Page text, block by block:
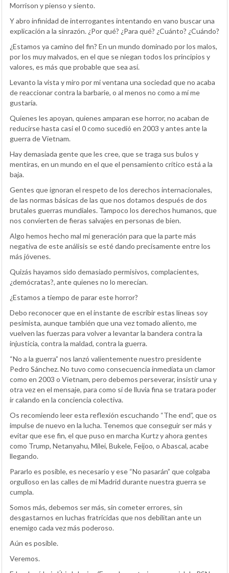
Morrison y pienso y siento.
Y abro infinidad de interrogantes intentando en vano buscar una
explicación a la sinrazón. ¿Por qué? ¿Para qué? ¿Cuánto? ¿Cuándo?
¿Estamos ya camino del fin? En un mundo dominado por los malos,
por los muy malvados, en el que se niegan todos los principios y
valores, es más que probable que sea así.
Levanto la vista y miro por mi ventana una sociedad que no acaba
de reaccionar contra la barbarie, o al menos no como a mí me
gustaría.
Quienes les apoyan, quienes amparan ese horror, no acaban de
reducirse hasta casi el 0 como sucedió en 2003 y antes ante la
guerra de Vietnam.
Hay demasiada gente que les cree, que se traga sus bulos y
mentiras, en un mundo en el que el pensamiento crítico está a la
baja.
Gentes que ignoran el respeto de los derechos internacionales,
de las normas básicas de las que nos dotamos después de dos
brutales guerras mundiales. Tampoco los derechos humanos, que
nos convierten de fieras salvajes en personas de bien.
Algo hemos hecho mal mi generación para que la parte más
negativa de este análisis se esté dando precisamente entre los
más jóvenes.
Quizás hayamos sido demasiado permisivos, complacientes,
¿demócratas?, ante quienes no lo merecían.
¿Estamos a tiempo de parar este horror?
Debo reconocer que en el instante de escribir estas líneas soy
pesimista, aunque también que una vez tomado aliento, me
vuelven las fuerzas para volver a levantar la bandera contra la
injusticia, contra la maldad, contra la guerra.
“No a la guerra” nos lanzó valientemente nuestro presidente
Pedro Sánchez. No tuvo como consecuencia inmediata un clamor
como en 2003 o Vietnam, pero debemos perseverar, insistir una y
otra vez en el mensaje, para como si de lluvia fina se tratara poder
ir calando en la conciencia colectiva.
Os recomiendo leer esta reflexión escuchando “The end”, que os
impulse de nuevo en la lucha. Tenemos que conseguir ser más y
evitar que ese fin, el que puso en marcha Kurtz y ahora gentes
como Trump, Netanyahu, Milei, Bukele, Feijoo, o Abascal, acabe
llegando.
Pararlo es posible, es necesario y ese “No pasarán” que colgaba
orgulloso en las calles de mi Madrid durante nuestra guerra se
cumpla.
Somos más, debemos ser más, sin cometer errores, sin
desgastarnos en luchas fratricidas que nos debilitan ante un
enemigo cada vez más poderoso.
Aún es posible.
Veremos.